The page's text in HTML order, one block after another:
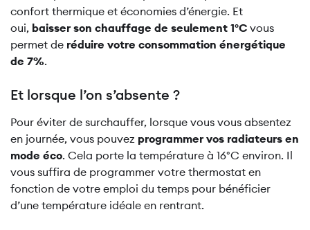
confort thermique et économies d’énergie. Et
oui, baisser son chauffage de seulement 1°C vous
permet de réduire votre consommation énergétique
de 7%.
Et lorsque l’on s’absente ?
Pour éviter de surchauffer, lorsque vous vous absentez
en journée, vous pouvez programmer vos radiateurs en
mode éco. Cela porte la température à 16°C environ. Il
vous suffira de programmer votre thermostat en
fonction de votre emploi du temps pour bénéficier
d’une température idéale en rentrant.